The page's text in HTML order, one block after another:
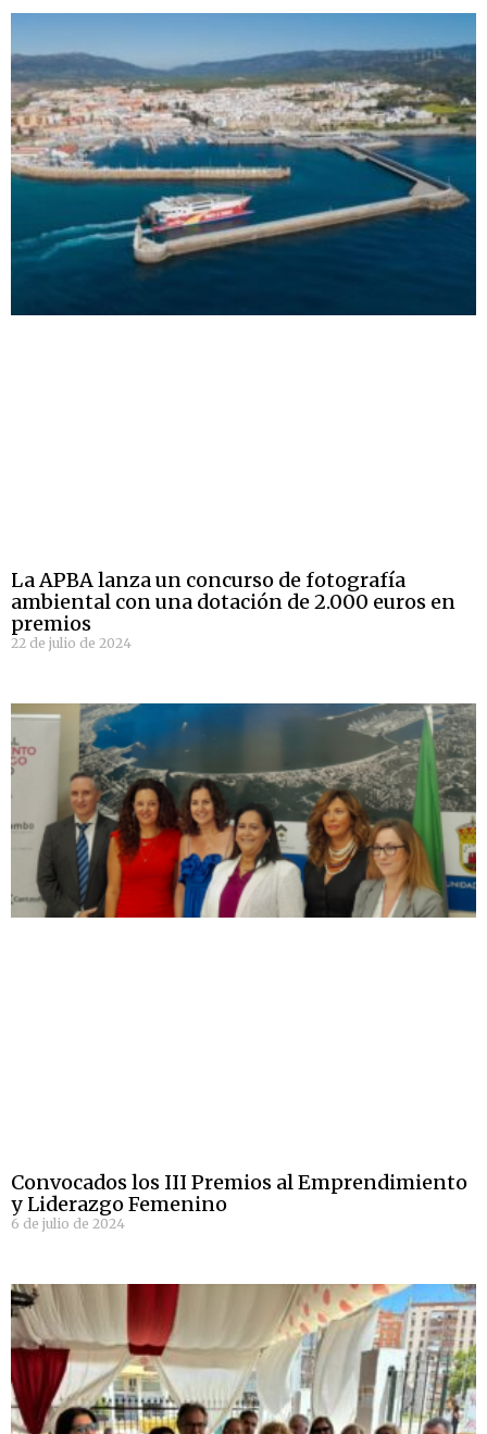
La APBA lanza un concurso de fotografía
ambiental con una dotación de 2.000 euros en
premios
22 de julio de 2024
Convocados los III Premios al Emprendimiento
y Liderazgo Femenino
6 de julio de 2024